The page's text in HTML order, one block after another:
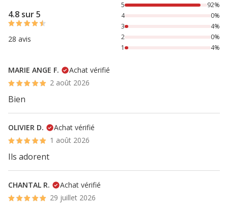
4.8 sur 5
28 avis
92% des personnes lont noté avec {1} étoiles, 4% des
5
92%
4
0%
3
4%
2
0%
1
4%
MARIE ANGE F.
Achat vérifié
2 août 2026
Bien
OLIVIER D.
Achat vérifié
1 août 2026
Ils adorent
CHANTAL R.
Achat vérifié
29 juillet 2026